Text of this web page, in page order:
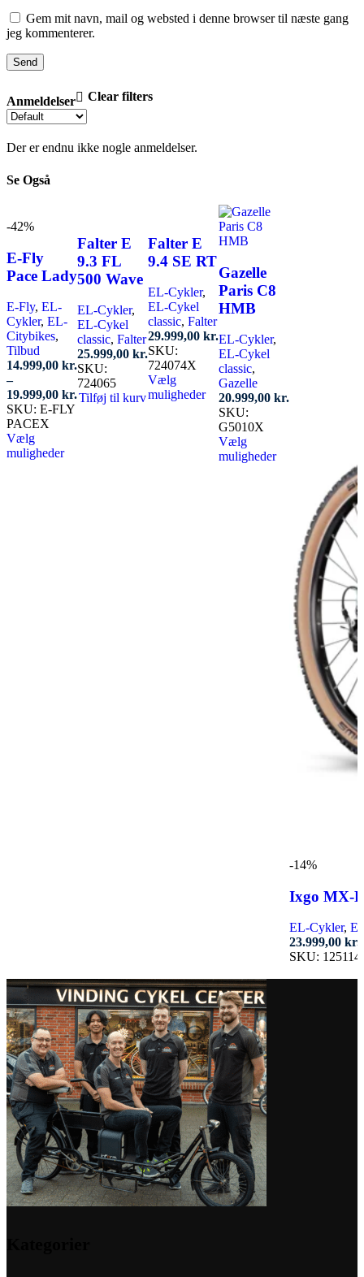
Anmeldelser Clear filters
Der er endnu ikke nogle anmeldelser.
Gem mit navn, mail og websted i denne browser til næste gang
jeg kommenterer.
Se Også
-42%
E-Fly
Pace Lady
E-Fly, EL-
Cykler, EL-
Citybikes,
Tilbud
14.999,00 kr.
–
19.999,00 kr.Prisinterval:
14.999,00 kr.
SKU: E-FLY
PACEX
Vælg
muligheder
Falter E
9.3 FL
500 Wave
EL-Cykler,
EL-Cykel
classic, Falter
25.999,00 kr.
SKU:
724065
Tilføj til kurv
Falter E
9.4 SE RT
EL-Cykler,
EL-Cykel
classic, Falter
29.999,00 kr.
SKU:
724074X
Vælg
muligheder
Gazelle
Paris C8
HMB
EL-Cykler,
EL-Cykel
classic,
Gazelle
20.999,00 kr.
SKU:
G5010X
Vælg
muligheder
-14%
Ixgo MX-
EL-Cykler,
23.999,00 kr.
SKU: